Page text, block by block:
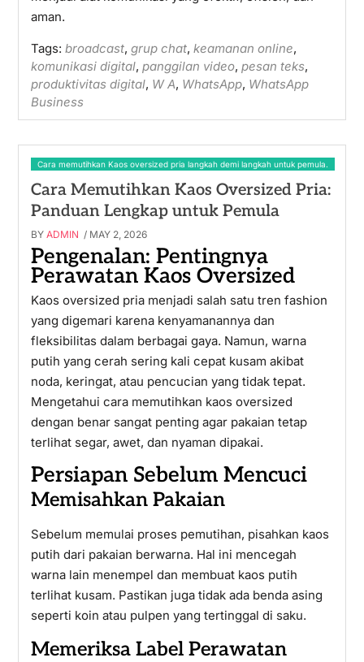
aman.
Tags: broadcast, grup chat, keamanan online,
komunikasi digital, panggilan video, pesan teks,
produktivitas digital, W A, WhatsApp, WhatsApp
Business
Cara memutihkan Kaos oversized pria langkah demi langkah untuk pemula.
Cara Memutihkan Kaos Oversized Pria:
Panduan Lengkap untuk Pemula
BY ADMIN / MAY 2, 2026
Pengenalan: Pentingnya
Perawatan Kaos Oversized
Kaos oversized pria menjadi salah satu tren fashion
yang digemari karena kenyamanannya dan
fleksibilitas dalam berbagai gaya. Namun, warna
putih yang cerah sering kali cepat kusam akibat
noda, keringat, atau pencucian yang tidak tepat.
Mengetahui cara memutihkan kaos oversized
dengan benar sangat penting agar pakaian tetap
terlihat segar, awet, dan nyaman dipakai.
Persiapan Sebelum Mencuci
Memisahkan Pakaian
Sebelum memulai proses pemutihan, pisahkan kaos
putih dari pakaian berwarna. Hal ini mencegah
warna lain menempel dan membuat kaos putih
terlihat kusam. Pastikan juga tidak ada benda asing
seperti koin atau pulpen yang tertinggal di saku.
Memeriksa Label Perawatan